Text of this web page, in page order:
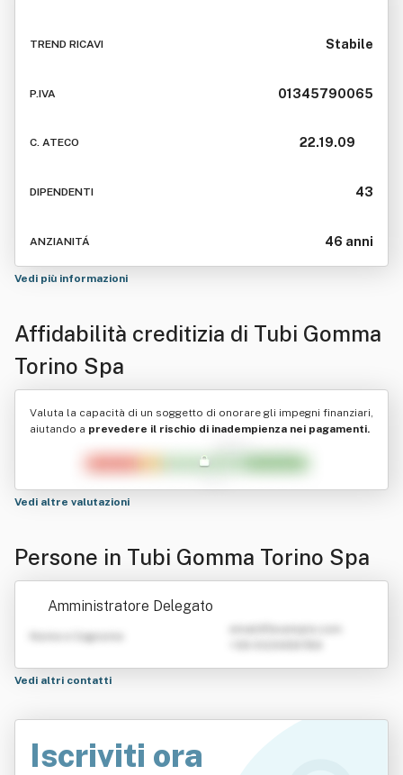
TREND RICAVI Stabile
P.IVA 01345790065
C. ATECO 22.19.09
DIPENDENTI 43
ANZIANITÁ 46 anni
Vedi più informazioni
Affidabilità creditizia di Tubi Gomma
Torino Spa
Valuta la capacità di un soggetto di onorare gli impegni finanziari,
aiutando a prevedere il rischio di inadempienza nei pagamenti.
Vedi altre valutazioni
Persone in Tubi Gomma Torino Spa
Amministratore Delegato
Nome e Cognome
Vedi altri contatti
Iscriviti ora